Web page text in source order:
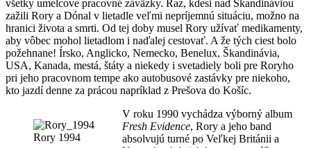
všetky umelcove pracovné záväzky. Raz, kdesi nad Škandináviou
zažili Rory a Dónal v lietadle veľmi nepríjemnú situáciu, možno na
hranici života a smrti. Od tej doby musel Rory užívať medikamenty,
aby vôbec mohol lietadlom i naďalej cestovať. A že tých ciest bolo
požehnane! Írsko, Anglicko, Nemecko, Benelux, Škandinávia,
USA, Kanada, mestá, štáty a niekedy i svetadiely boli pre Roryho
pri jeho pracovnom tempe ako autobusové zastávky pre niekoho,
kto jazdí denne za prácou napríklad z Prešova do Košíc.
Rory 1994
V roku 1990 vychádza výborný album
Fresh Evidence, Rory a jeho band
absolvujú turné po Veľkej Británii a